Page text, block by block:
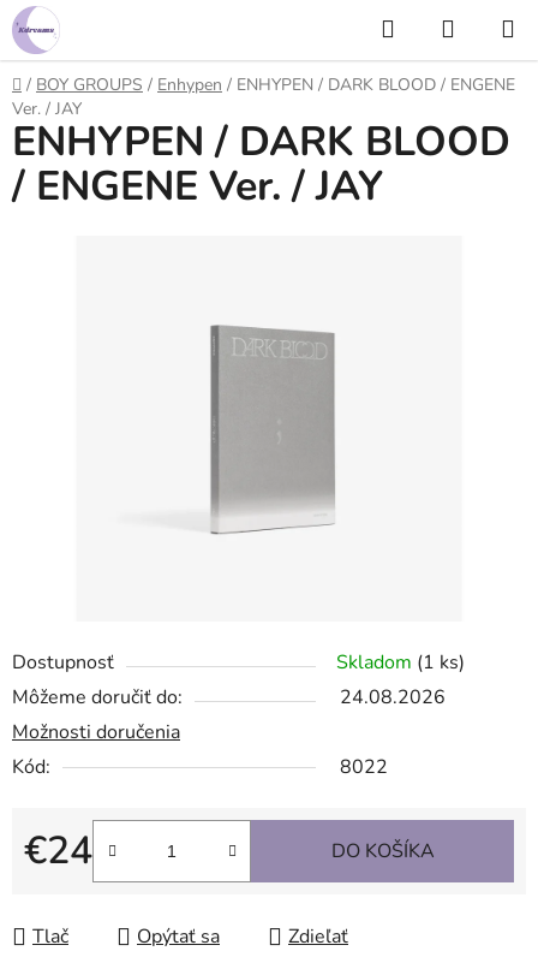
Prejsť
na
obsah
Hľadať
KOŠÍK
Domov
/ BOY GROUPS / Enhypen / ENHYPEN / DARK BLOOD / ENGENE
Ver. / JAY
Dostupnosť Skladom (1 ks)
Môžeme doručiť do:
24.08.2026
Možnosti doručenia
Kód:
8022
€24
Jednotková cena:
DO KOŠÍKA
Tlač Opýtať sa Zdieľať
ENHYPEN / DARK BLOOD
/ ENGENE Ver. / JAY